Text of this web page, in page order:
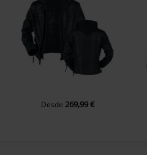
Desde 269,99 €